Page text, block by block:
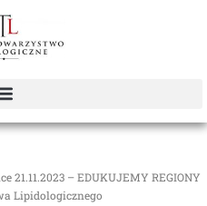
21.11.2023 – EDUKUJEMY REGIONY
Lipidologicznego